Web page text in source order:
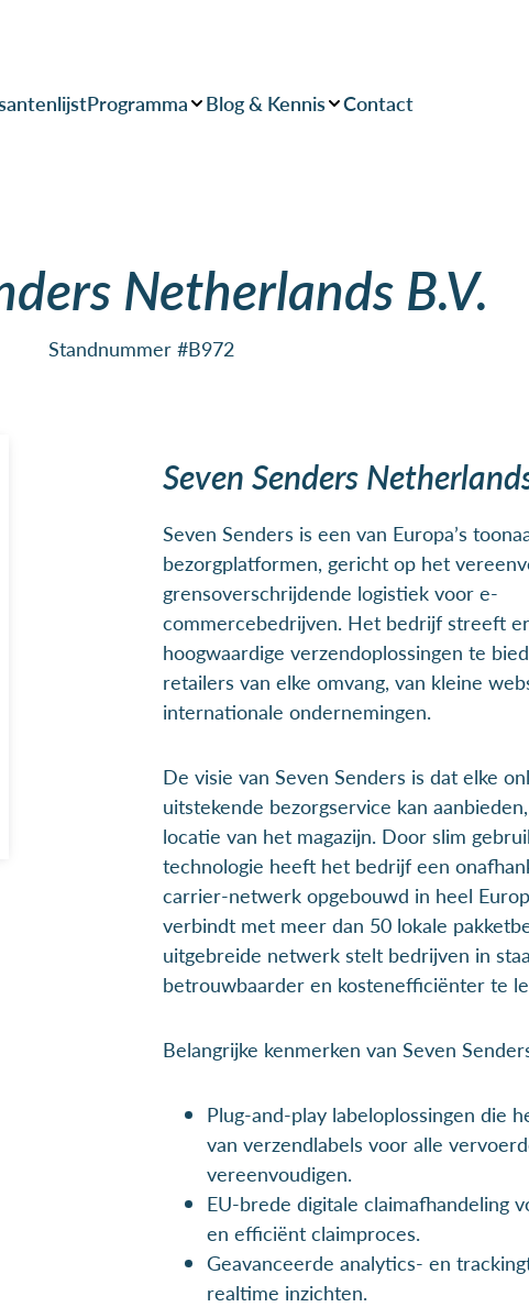
Programma Blog & Kennis Contact
Netherlands B.V.
Standnummer #B972
Seven Senders
Seven Senders is een van Europa’s
bezorgplatformen, gericht op het
grensoverschrijdende logistiek voor e-
commercebedrijven. Het bedrijf streeft
hoogwaardige verzendoplossingen te
retailers van elke omvang, van kleine
internationale ondernemingen.
De visie van Seven Senders is dat elke
uitstekende bezorgservice kan
locatie van het magazijn. Door slim
technologie heeft het bedrijf een
carrier-netwerk opgebouwd in heel
verbindt met meer dan 50 lokale
uitgebreide netwerk stelt bedrijven in
betrouwbaarder en kostenefficiënter te
Belangrijke kenmerken van Seven
Plug-and-play labeloplossingen die
van verzendlabels voor alle
vereenvoudigen.
EU-brede digitale claimafhandeling
en efficiënt claimproces.
Geavanceerde analytics- en
realtime inzichten.